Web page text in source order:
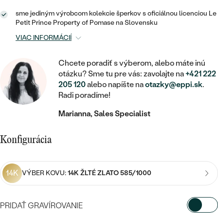
S VÝPLŇOU
PODĽA CENY
CENOVO DOSTUPNÉ
ZAČAŤ S LABGROWN DIAMANTOM
PODĽA DRAHOKAMU
DIAMANT
MOISSANIT
FAREBNÝ DIAMANT
DETSKÉ ŠPERKY
BROŠNE
DOPLNKY
PODĽA MATERIÁLU
STRIEBORNÉ
PLATINOVÉ
PODĽA DRAHOKAMU
S DIAMANTMI
S DRAHOKAMAMI
PODĽA CENY
CENOVO DOSTUPNÉ
LUXUSNÉ
MEDAILÓNY
RETIAZKY
V TVARE SRDCA
SO ZVIERATAMI
PODĽA DRAHOKAMU
S DIAMANTMI
S DRAHOKAMAMI
S PERLAMI
PEČATNÉ
PODĽA DRAHOKAMU
S DIAMANTMI
S PERLAMI
PODĽA CENY
CENOVO DOSTUPNÉ
sme jediným výrobcom kolekcie šperkov s oficiálnou licenciou Le
Petit Prince Property of Pomase na Slovensku
VIAC INFORMÁCIÍ
Chcete poradiť s výberom, alebo máte inú
otázku? Sme tu pre vás: zavolajte na+421 222
205 120alebo napíšte naotazky@eppi.sk.
Radi poradíme!
Marianna, Sales Specialist
Konfigurácia
14K VÝBER KOVU:14K ŽLTÉ ZLATO 585/1000
PRIDAŤ GRAVÍROVANIE